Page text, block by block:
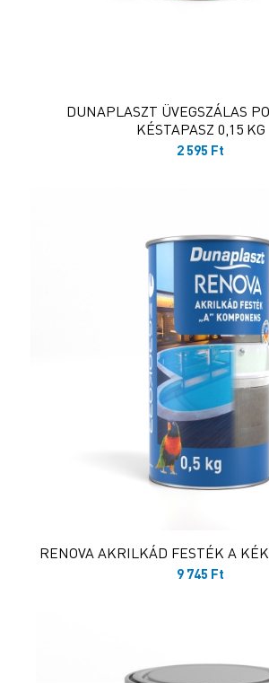
DUNAPLASZT ÜVEGSZÁLAS
KÉSTAPASZ 0,15 KG
2 595 Ft
RENOVA AKRILKÁD FESTÉK A
9 745 Ft